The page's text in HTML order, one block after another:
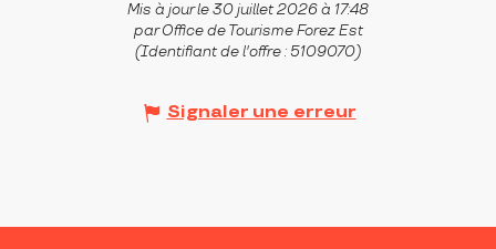
Mis à jour le 30 juillet 2026 à 17:48
par Office de Tourisme Forez Est
(Identifiant de l'offre : 5109070)
Signaler une erreur